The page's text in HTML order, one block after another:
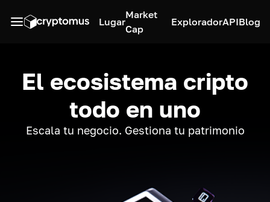
Lugar
Market
Cap
ExploradorAPIBlog
El ecosistema cripto
todo en uno
Escala tu negocio. Gestiona tu patrimonio